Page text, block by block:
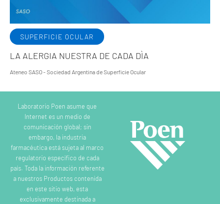
SUPERFICIE OCULAR
LA ALERGIA NUESTRA DE CADA DÌA
Ateneo SASO - Sociedad Argentina de Superficie Ocular
Laboratorio Poen asume que
Internet es un medio de
comunicación global; sin
embargo, la industria
farmacéutica está sujeta al marco
regulatorio específico de cada
país. Toda la información referente
a nuestros Productos contenida
en este sitio web, esta
exclusivamente destinada a